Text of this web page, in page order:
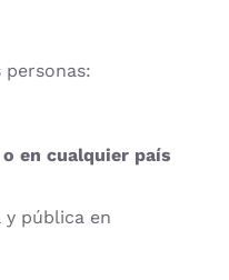
en cualquier país
pública en